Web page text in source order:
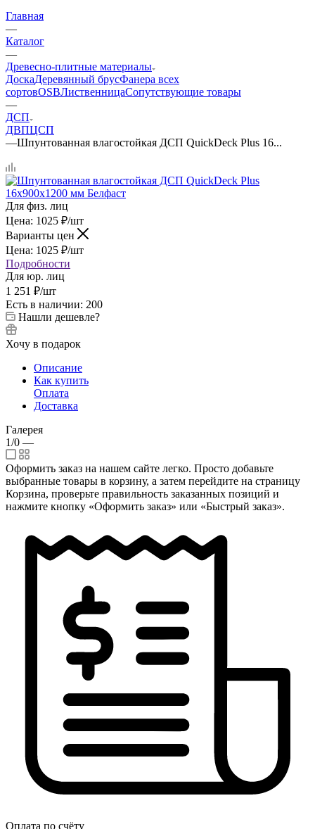
Главная
—
Каталог
—
Древесно-плитные материалы
ДоскаДеревянный брусФанера всех
сортовOSBЛиственницаСопутствующие товары
—
ДСП
ДВПЦСП
—Шпунтованная влагостойкая ДСП QuickDeck Plus 16...
Для физ. лиц
Цена: 1025 ₽/шт
Варианты цен
Цена: 1025 ₽/шт
Подробности
Для юр. лиц
1 251 ₽/шт
Есть в наличии: 200
Нашли дешевле?
Хочу в подарок
Описание
Как купить
Оплата
Доставка
Галерея
1/0 —
Оформить заказ на нашем сайте легко. Просто добавьте
выбранные товары в корзину, а затем перейдите на страницу
Корзина, проверьте правильность заказанных позиций и
нажмите кнопку «Оформить заказ» или «Быстрый заказ».
Оплата по счёту